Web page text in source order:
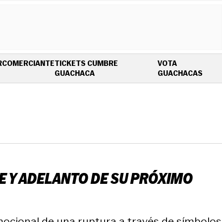
COMERCIANTETICKETS CUMBRE
GUACHACAOPENS IN NEW WINDOW
VOTA
GUACHACAS
Y ADELANTO DE SU PRÓXIMO